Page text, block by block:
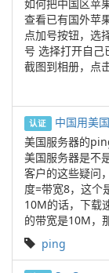
如何把中国区苹
查看已有国外苹
点加号按钮，选
号 选择打开自己
截图到相册，点
认证 中国用美
美国服务器的
美国服务器是不
客户的这些疑问
度=带宽8，这个
10M的话，下载
的带宽是10M，
ping